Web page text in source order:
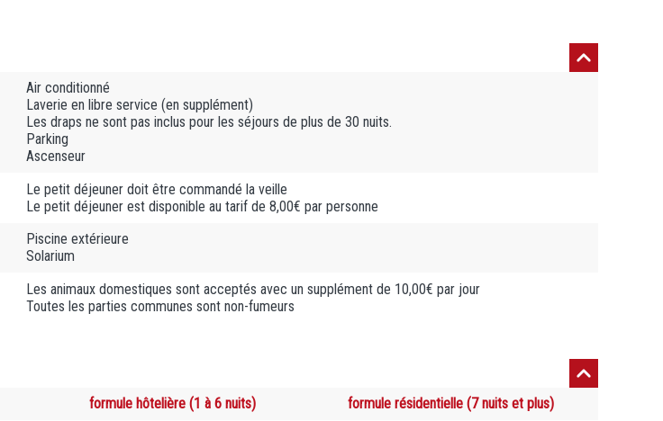
Air conditionné
Laverie en libre service (en supplément)
Les draps ne sont pas inclus pour les séjours de plus de 30 nuits.
Parking
Ascenseur
Le petit déjeuner doit être commandé la veille
Le petit déjeuner est disponible au tarif de 8,00€ par personne
Piscine extérieure
Solarium
Les animaux domestiques sont acceptés avec un supplément de 10,00€ par jour
Toutes les parties communes sont non-fumeurs
formule résidentielle (7 nuits et plus)
formule hôtelière (1 à 6 nuits)